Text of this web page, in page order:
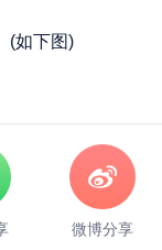
(如下图)
微博分享